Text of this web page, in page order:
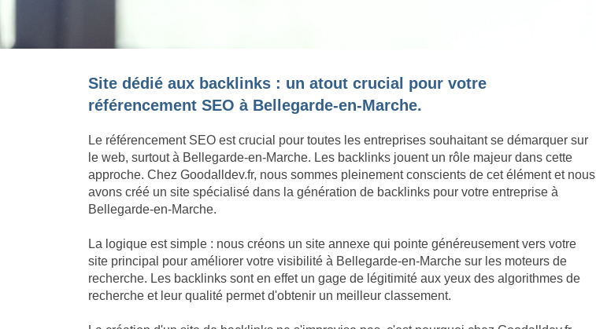
Site dédié aux backlinks : un atout crucial pour votre
référencement SEO à Bellegarde-en-Marche.
Le référencement SEO est crucial pour toutes les entreprises souhaitant se démarquer sur
le web, surtout à Bellegarde-en-Marche. Les backlinks jouent un rôle majeur dans cette
approche. Chez Goodalldev.fr, nous sommes pleinement conscients de cet élément et nous
avons créé un site spécialisé dans la génération de backlinks pour votre entreprise à
Bellegarde-en-Marche.
La logique est simple : nous créons un site annexe qui pointe généreusement vers votre
site principal pour améliorer votre visibilité à Bellegarde-en-Marche sur les moteurs de
recherche. Les backlinks sont en effet un gage de légitimité aux yeux des algorithmes de
recherche et leur qualité permet d'obtenir un meilleur classement.